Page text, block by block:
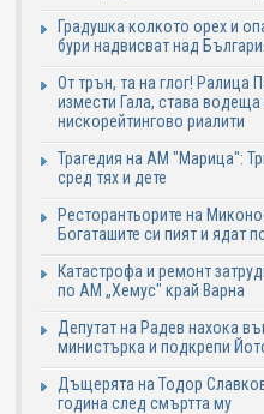
Градушка колкото орех и
бури надвисват над
От трън, та на глог! Ралица
измести Гала, става
нискорейтингово риалити
Трагедия на АМ "Марица":
сред тях и дете
Ресторантьорите на
Богаташите си пият и ядат
Катастрофа и ремонт
по АМ „Хемус" край Варна
Депутат на Радев нахока
министърка и подкрепи
Дъщерята на Тодор
година след смъртта му